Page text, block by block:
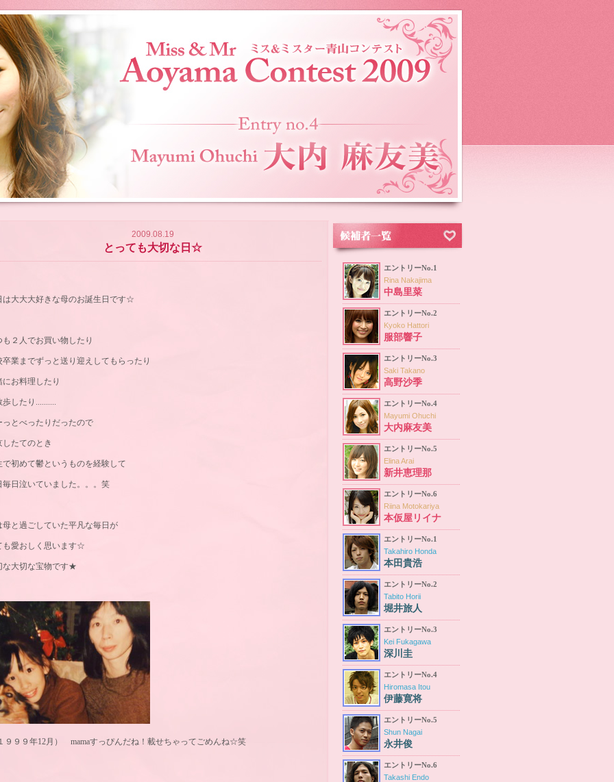
2009.08.19
とっても大切な日☆
は大大大好きな母のお誕生日です☆
も２人でお買い物したり
卒業までずっと送り迎えしてもらったり
にお料理したり
歩したり..........
っとべったりだったので
したてのとき
で初めて鬱というものを経験して
毎日泣いていました。。。笑
母と過ごしていた平凡な毎日が
も愛おしく思います☆
な大切な宝物です★
９９９年12月） mamaすっぴんだね！載せちゃってごめんね☆笑
エントリーNo.1
Rina Nakajima
中島里菜
エントリーNo.2
Kyoko Hattori
服部響子
エントリーNo.3
Saki Takano
高野沙季
エントリーNo.4
Mayumi Ohuchi
大内麻友美
エントリーNo.5
Elina Arai
新井恵理那
エントリーNo.6
Riina Motokariya
本仮屋リイナ
エントリーNo.1
Takahiro Honda
本田貴浩
エントリーNo.2
Tabito Horii
堀井旅人
エントリーNo.3
Kei Fukagawa
深川圭
エントリーNo.4
Hiromasa Itou
伊藤寛将
エントリーNo.5
Shun Nagai
永井俊
エントリーNo.6
Takashi Endo